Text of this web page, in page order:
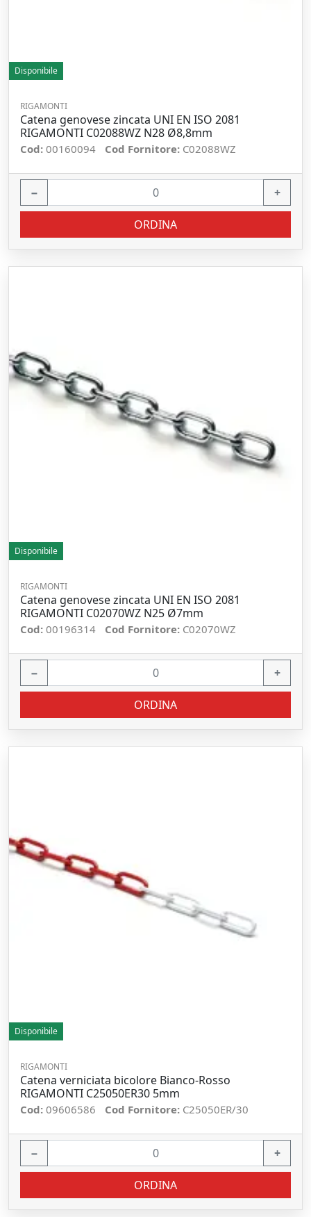
Disponibile
RIGAMONTI
Catena genovese zincata UNI EN ISO 2081
RIGAMONTI C02088WZ N28 Ø8,8mm
Cod: 00160094 Cod Fornitore: C02088WZ
− +
ORDINA
Disponibile
RIGAMONTI
Catena genovese zincata UNI EN ISO 2081
RIGAMONTI C02070WZ N25 Ø7mm
Cod: 00196314 Cod Fornitore: C02070WZ
− +
ORDINA
Disponibile
RIGAMONTI
Catena verniciata bicolore Bianco-Rosso
RIGAMONTI C25050ER30 5mm
Cod: 09606586 Cod Fornitore: C25050ER/30
− +
ORDINA